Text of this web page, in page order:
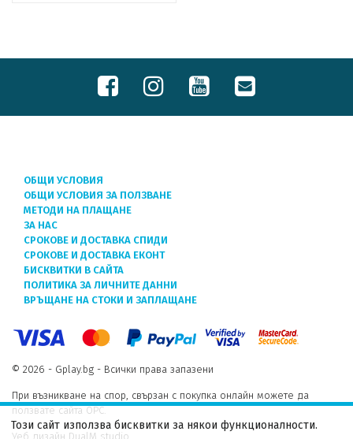
ОБЩИ УСЛОВИЯ
ОБЩИ УСЛОВИЯ ЗА ПОЛЗВАНЕ
МЕТОДИ НА ПЛАЩАНЕ
ЗА НАС
СРОКОВЕ И ДОСТАВКА СПИДИ
СРОКОВЕ И ДОСТАВКА ЕКОНТ
БИСКВИТКИ В САЙТА
ПОЛИТИКА ЗА ЛИЧНИТЕ ДАННИ
ВРЪЩАНЕ НА СТОКИ И ЗАПЛАЩАНЕ
© 2026 - Gplay.bg - Всички права запазени
При възникване на спор, свързан с покупка онлайн можете да
ползвате сайта ОРС.
Уеб дизайн DualM studio
Този сайт използва бисквитки за някои функционалности.